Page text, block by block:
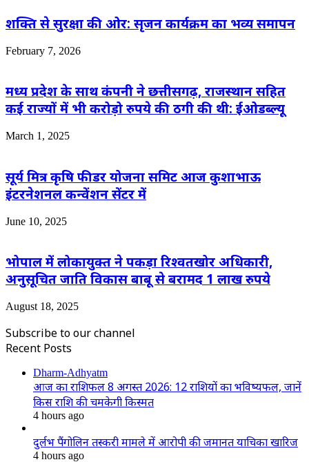
शक्ति से सुरक्षा की ओर: सृजन कार्यक्रम का भव्य समापन
February 7, 2026
मध्य प्रदेश के साथ कंपनी ने छत्तीसगढ़, राजस्थान सहित
कई राज्यों में भी करोड़ो रुपये की ठगी की थी: ईओडब्ल्यू
March 1, 2025
सूर्य मित्र कृषि फीडर योजना समिट आज कुशाभाऊ
इंटरनेशनल कन्वेंशन सेंटर में
June 10, 2025
भोपाल में लोकायुक्त ने पकड़ा रिश्वतखोर अधिकारी,
अनुसूचित जाति विकास बाबू से बरामद 1 लाख रुपये
August 18, 2025
Subscribe to our channel
Recent Posts
Dharm-Adhyatm
आज का राशिफल 8 अगस्त 2026: 12 राशियों का भविष्यफल, जानें
किस राशि की चमकेगी किस्मत
4 hours ago
दुर्लभ पैंगोलिन तस्करी मामले में आरोपी की जमानत याचिका खारिज
4 hours ago